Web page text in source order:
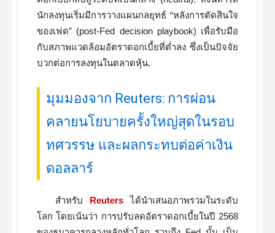
นักลงทุนเริ่มมีการวางแผนกลยุทธ์ “หลังการตัดสินใจ
ของเฟด” (post-Fed decision playbook) เพื่อรับมือ
กับสภาพแวดล้อมอัตราดอกเบี้ยที่ต่ำลง ซึ่งเป็นปัจจัย
บวกต่อการลงทุนในตลาดหุ้น.
มุมมองจาก Reuters: การผ่อน
คลายนโยบายครั้งใหญ่สุดในรอบ
ทศวรรษ และผลกระทบต่อค่าเงิน
ดอลลาร์
สำหรับ Reuters ได้นำเสนอภาพรวมในระดับ
โลก โดยเน้นว่า การปรับลดอัตราดอกเบี้ยในปี 2568